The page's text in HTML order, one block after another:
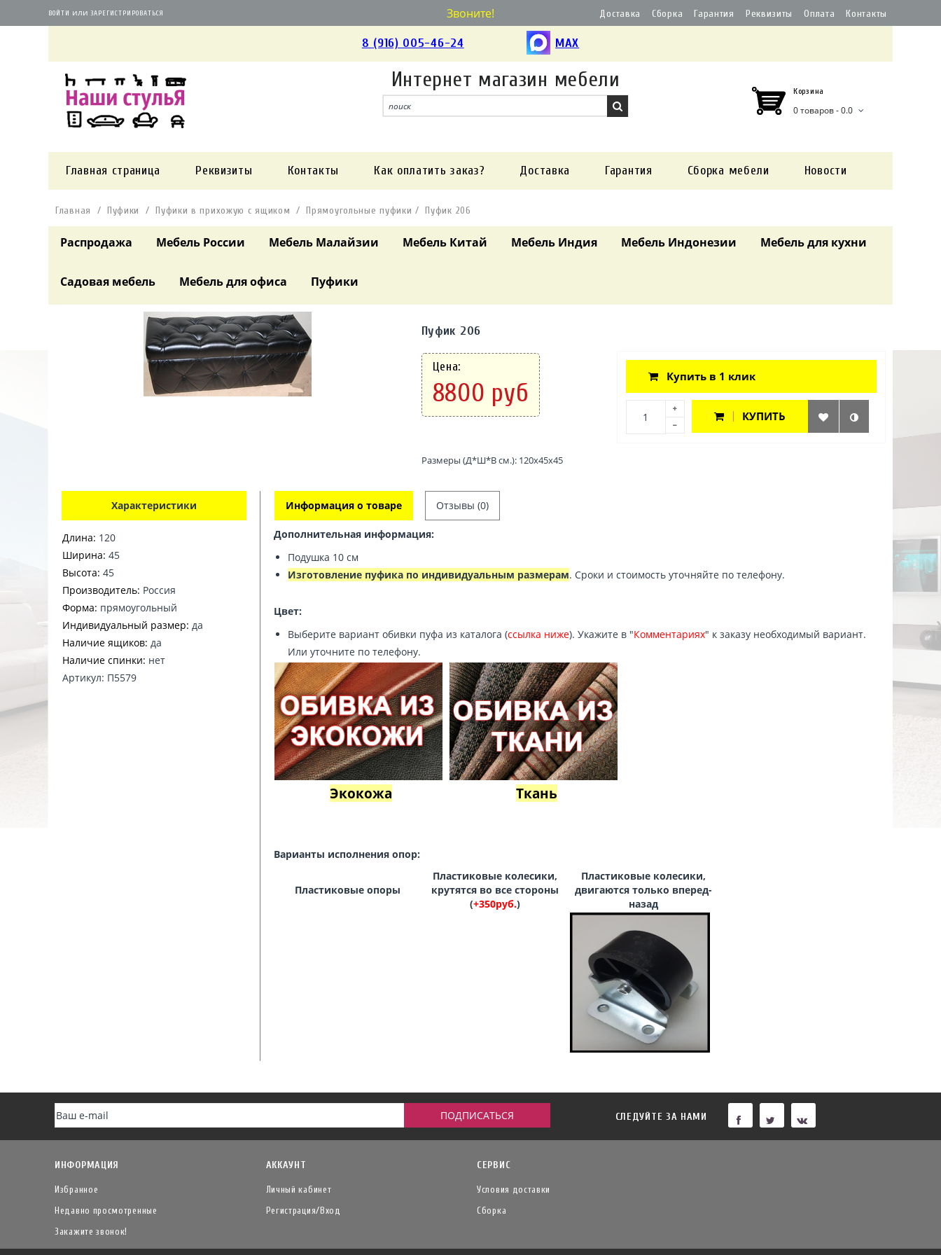
Звоните!
ВОЙТИ или ЗАРЕГИСТРИРОВАТЬСЯ Доставка Сборка Гарантия Реквизиты Оплата Контакты
8 (916) 005-46-24 MAX
Интернет магазин мебели Корзина
0 товаров - 0.0
Главная страница Реквизиты Контакты Как оплатить заказ? Доставка Гарантия Сборка мебели Новости
Главная Пуфики Пуфики в прихожую с ящиком Прямоугольные пуфики Пуфик 206
Распродажа Мебель России Мебель Малайзии Мебель Китай Мебель Индия Мебель Индонезии Мебель для кухни
Садовая мебель Мебель для офиса Пуфики
Пуфик 206
Цена:
8800 руб
Купить в 1 клик
КУПИТЬ
Размеры (Д*Ш*В см.): 120х45х45
Характеристики
Длина: 120
Ширина: 45
Высота: 45
Производитель: Россия
Форма: прямоугольный
Индивидуальный размер: да
Наличие ящиков: да
Наличие спинки: нет
Артикул: П5579
Информация о товаре Отзывы (0)
Дополнительная информация:
Подушка 10 см
Изготовление пуфика по индивидуальным размерам. Сроки и стоимость уточняйте по телефону.
Цвет:
Выберите вариант обивки пуфа из каталога (ссылка ниже). Укажите в "Комментариях" к заказу необходимый вариант.
Или уточните по телефону.
Экокожа Ткань
Варианты исполнения опор:
Пластиковые опоры
Пластиковые колесики,
крутятся во все стороны
(+350руб.)
Пластиковые колесики,
двигаются только вперед-
назад
СЛЕДУЙТЕ ЗА НАМИ
ИНФОРМАЦИЯ
Избранное
Недавно просмотренные
Закажите звонок!
АККАУНТ
Личный кабинет
Регистрация/Вход
СЕРВИС
Условия доставки
Сборка